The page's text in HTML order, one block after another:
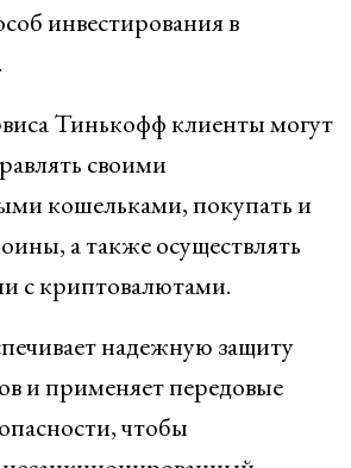
инвестирования в
Тинькофф клиенты могут
своими
кошельками, покупать и
а также осуществлять
с криптовалютами.
надежную защиту
и применяет передовые
чтобы